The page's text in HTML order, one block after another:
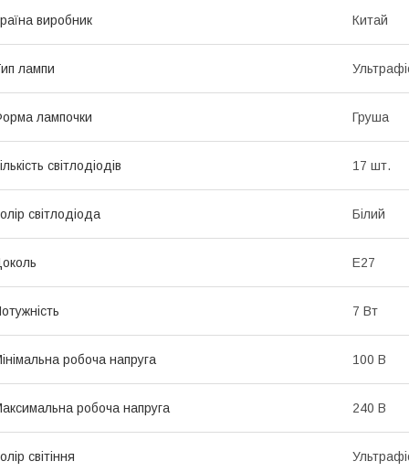
виробник Китай
лампи
лампочки Груша
світлодіодів 17 шт.
світлодіода Білий
E27
7 Вт
робоча напруга 100 В
робоча напруга 240 В
світіння